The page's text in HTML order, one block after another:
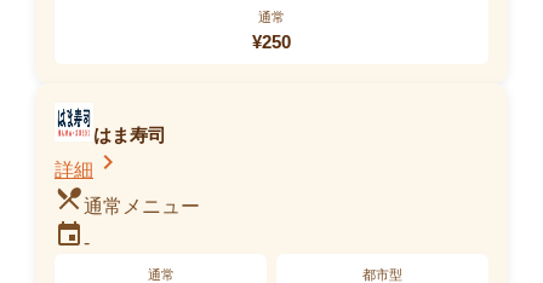
通常
¥250
はま寿司
詳細 chevron_right
restaurant_menu通常メニュー
event-
通常 都市型